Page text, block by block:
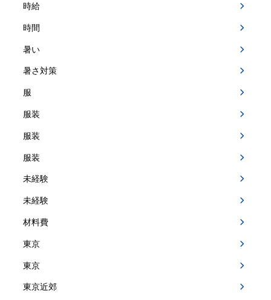
時給
時間
暑い
暑さ対策
服
服装
服装
服装
未経験
未経験
材料費
東京
東京
東京近郊